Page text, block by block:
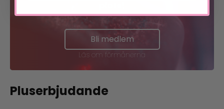
Bli medlem
Läs om förmånerna
Pluserbjudande